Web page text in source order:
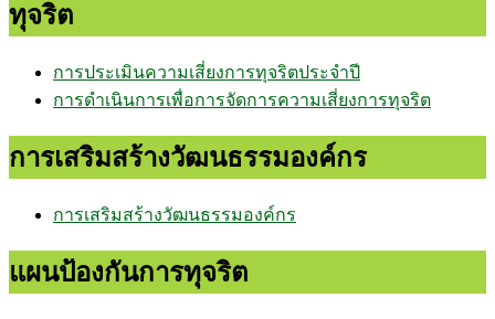
ทุจริต
การประเมินความเสี่ยงการทุจริตประจำปี
การดำเนินการเพื่อการจัดการความเสี่ยงการทุจริต
การเสริมสร้างวัฒนธรรมองค์กร
การเสริมสร้างวัฒนธรรมองค์กร
แผนป้องกันการทุจริต